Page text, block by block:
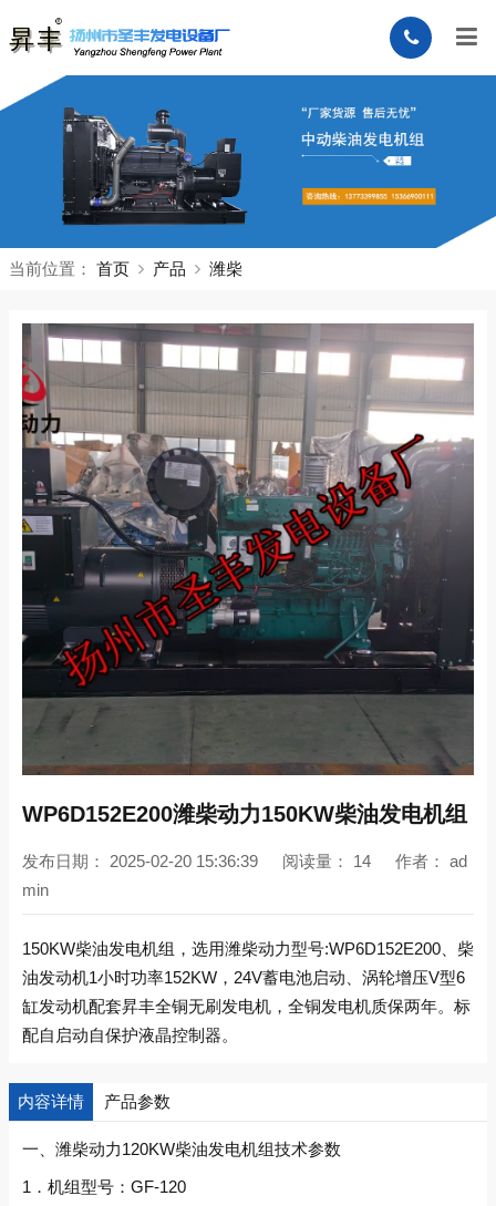
当前位置： 首页 产品 潍柴
WP6D152E200潍柴动力150KW柴油发电机组
发布日期： 2025-02-20 15:36:39 阅读量： 14 作者： ad
min
150KW柴油发电机组，选用潍柴动力型号:WP6D152E200、柴
油发动机1小时功率152KW，24V蓄电池启动、涡轮增压V型6
缸发动机配套昇丰全铜无刷发电机，全铜发电机质保两年。标
配自启动自保护液晶控制器。
内容详情 产品参数
一、潍柴动力120KW柴油发电机组技术参数
1．机组型号：GF-120